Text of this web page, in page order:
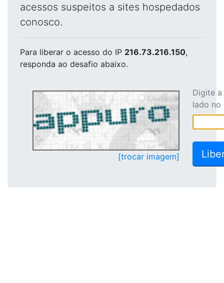
acessos suspeitos a sites hospedados
conosco.
Para liberar o acesso do IP 216.73.216.150,
responda ao desafio abaixo.
[trocar imagem]
Digite
lado no